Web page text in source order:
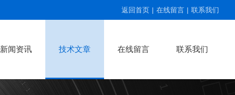
返回首页 | 在线留言 | 联系我们
新闻资讯 技术文章 在线留言 联系我们